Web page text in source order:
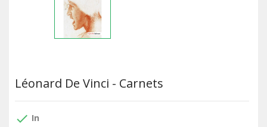
Léonard De Vinci - Carnets
done In